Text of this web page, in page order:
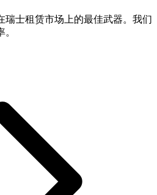
瑞士租赁市场上的最佳武器。我们